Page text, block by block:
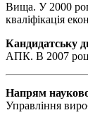
Вища. У 2000
кваліфікація
Кандидатську
АПК. В 2007
Напрям
Управління